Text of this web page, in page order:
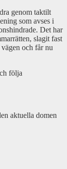
genom taktilt
som avses i
Det har
slagit fast
och får nu
följa
aktuella domen